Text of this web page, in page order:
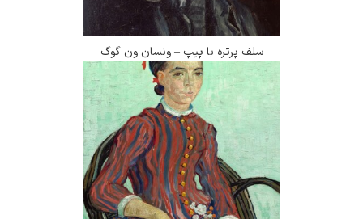
سلف پرتره با پیپ – ونسان ون گوگ